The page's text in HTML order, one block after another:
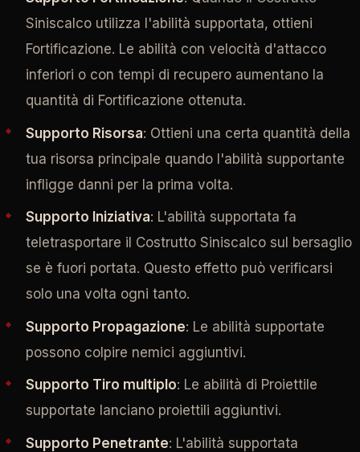
Siniscalco utilizza l'abilità supportata, ottieni
Fortificazione. Le abilità con velocità d'attacco
inferiori o con tempi di recupero aumentano la
quantità di Fortificazione ottenuta.
Supporto Risorsa: Ottieni una certa quantità della
tua risorsa principale quando l'abilità supportante
infligge danni per la prima volta.
Supporto Iniziativa: L'abilità supportata fa
teletrasportare il Costrutto Siniscalco sul bersaglio
se è fuori portata. Questo effetto può verificarsi
solo una volta ogni tanto.
Supporto Propagazione: Le abilità supportate
possono colpire nemici aggiuntivi.
Supporto Tiro multiplo: Le abilità di Proiettile
supportate lanciano proiettili aggiuntivi.
Supporto Penetrante: L'abilità supportata